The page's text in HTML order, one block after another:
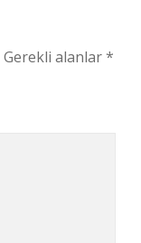
Gerekli alanlar*